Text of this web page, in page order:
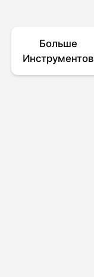
Больше
Инструментов